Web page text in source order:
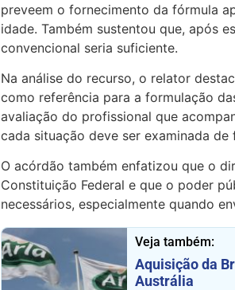
preveem o fornecimento da fórmula
idade. Também sustentou que, após
convencional seria suficiente.
Na análise do recurso, o relator
como referência para a formulação
avaliação do profissional que
cada situação deve ser examinada de
O acórdão também enfatizou que o
Constituição Federal e que o poder
necessários, especialmente quando
Veja também:
Aquisição da
Austrália